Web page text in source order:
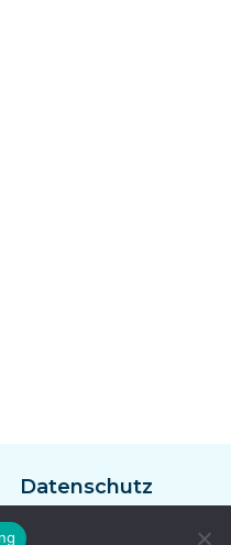
Datenschutz